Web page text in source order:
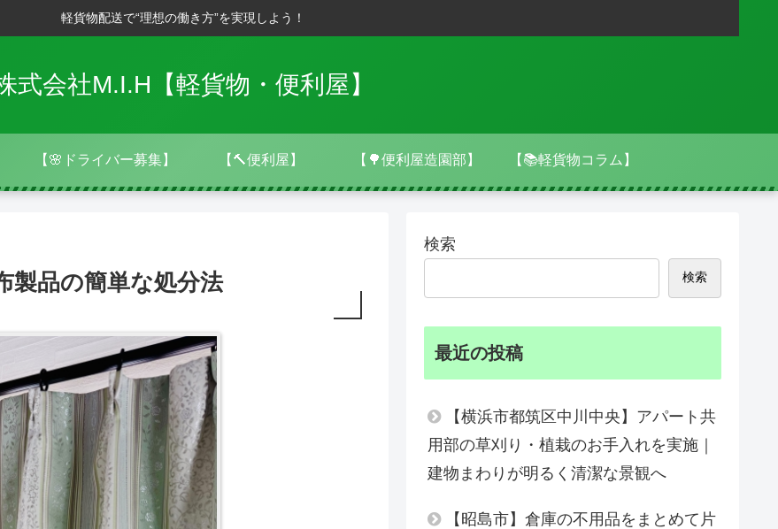
軽貨物配送で“理想の働き方”を実現しよう！
式会社M.I.H【軽貨物・便利屋】
【🌸ドライバー募集】 【🔨便利屋】 【🌳便利屋造園部】 【📚軽貨物コラム】
製品の簡単な処分法
検索
検索
最近の投稿
【横浜市都筑区中川中央】アパート共
用部の草刈り・植栽のお手入れを実施｜
建物まわりが明るく清潔な景観へ
【昭島市】倉庫の不用品をまとめて片